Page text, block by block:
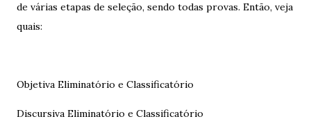
de várias etapas de seleção, sendo todas provas. Então, veja
quais:
Objetiva Eliminatório e Classificatório
Discursiva Eliminatório e Classificatório